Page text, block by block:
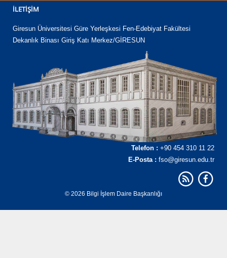
İLETIŞIM
Giresun Üniversitesi Güre Yerleşkesi Fen-Edebiyat Fakültesi
Dekanlık Binası Giriş Katı Merkez/GİRESUN
Telefon : +90 454 310 11 22
E-Posta : fso@giresun.edu.tr
© 2026 Bilgi İşlem Daire Başkanlığı